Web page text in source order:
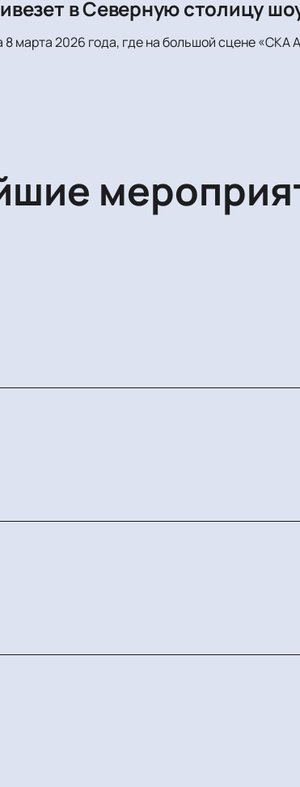
в Северную столицу
8 марта 2026 года, где на большой сцене